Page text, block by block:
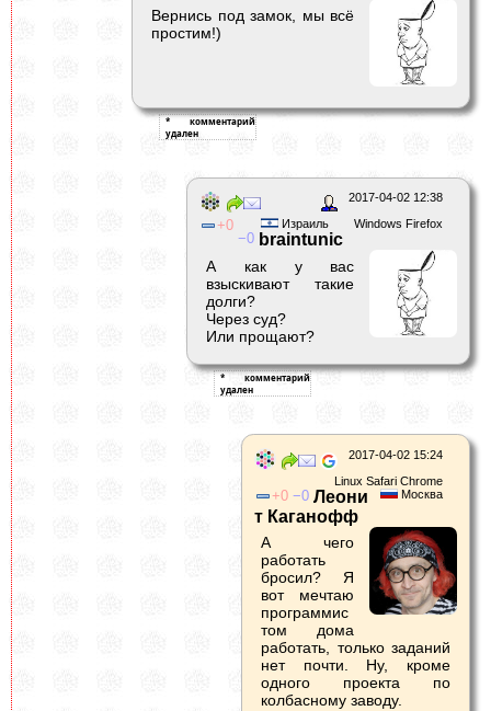
Вернись под замок, мы всё
простим!)
2017-04-02 12:38
Windows Firefox
Израиль
0
0 braintunic
А как у вас
взыскивают такие
долги?
Через суд?
Или прощают?
2017-04-02 15:24
Linux Safari Chrome
Москва
0 0 Леони
т Каганофф
А чего
работать
бросил? Я
вот мечтаю
программис
том дома
работать, только заданий
нет почти. Ну, кроме
одного проекта по
колбасному заводу.